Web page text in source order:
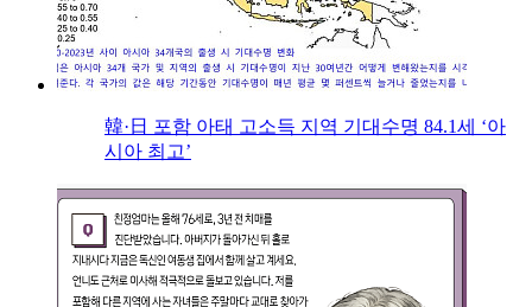
韓·日 포함 아태 고소득 지역 기대수명 84.1세 ‘아
시아 최고’